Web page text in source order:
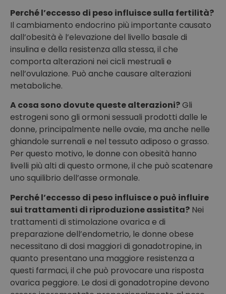
Perché l’eccesso di peso influisce sulla fertilità?
Il cambiamento endocrino più importante causato
dall’obesità è l’elevazione del livello basale di
insulina e della resistenza alla stessa, il che
comporta alterazioni nei cicli mestruali e
nell’ovulazione. Può anche causare alterazioni
metaboliche.
A cosa sono dovute queste alterazioni?Gli
estrogeni sono gli ormoni sessuali prodotti dalle le
donne, principalmente nelle ovaie, ma anche nelle
ghiandole surrenali e nel tessuto adiposo o grasso.
Per questo motivo, le donne con obesità hanno
livelli più alti di questo ormone, il che può scatenare
uno squilibrio dell’asse ormonale.
Perché l’eccesso di peso influisce o può influire
sui trattamenti di riproduzione assistita? Nei
trattamenti di stimolazione ovarica e di
preparazione dell’endometrio, le donne obese
necessitano di dosi maggiori di gonadotropine, in
quanto presentano una maggiore resistenza a
questi farmaci, il che può provocare una risposta
ovarica peggiore. Le dosi di gonadotropine devono